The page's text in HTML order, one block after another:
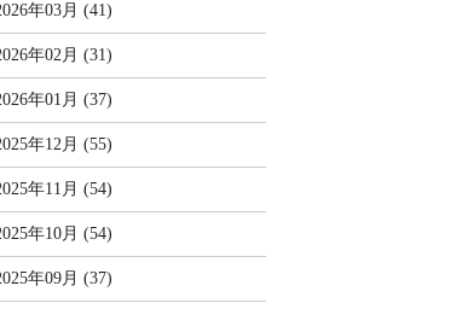
年03月 (41)
年02月 (31)
年01月 (37)
年12月 (55)
年11月 (54)
年10月 (54)
年09月 (37)